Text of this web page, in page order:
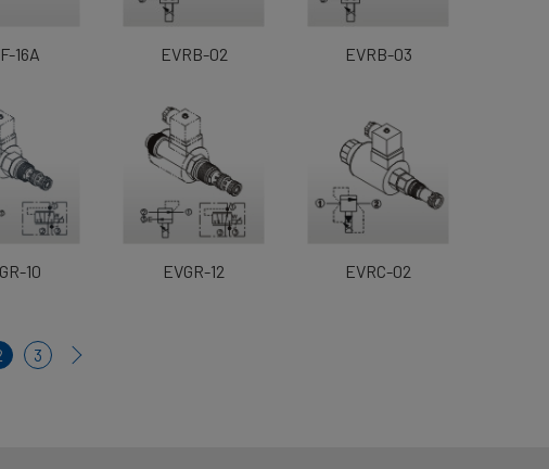
16A EVRB-02 EVRB-03
10 EVGR-12 EVRC-02
3